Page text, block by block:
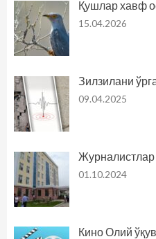
Қушлар хавф
15.04.2026
Зилзилани
09.04.2025
01.10.2024
Кино Олий